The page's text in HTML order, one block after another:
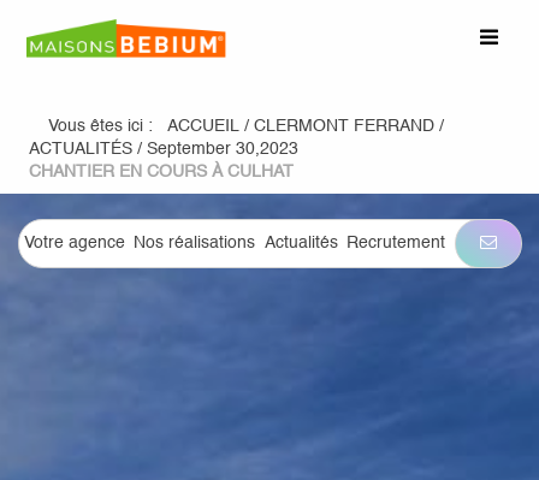
Vous êtes ici : ACCUEIL / CLERMONT FERRAND /
ACTUALITÉS / September 30,2023
CHANTIER EN COURS À CULHAT
Votre agence Nos réalisations Actualités Recrutement